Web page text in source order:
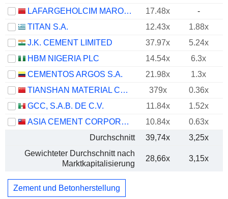
LAFARGEHOLCIM MAROC S.A.
17.48x
-
TITAN S.A.
12.43x
1.88x
J.K. CEMENT LIMITED
37.97x
5.24x
HBM NIGERIA PLC
14.54x
6.3x
CEMENTOS ARGOS S.A.
21.98x
1.3x
TIANSHAN MATERIAL CO., LTD.
379x
0.36x
GCC, S.A.B. DE C.V.
11.84x
1.52x
ASIA CEMENT CORPORATION
10.84x
0.63x
Durchschnitt
39,74x
3,25x
Gewichteter Durchschnitt nach
Marktkapitalisierung
28,66x 3,15x
Zement und Betonherstellung